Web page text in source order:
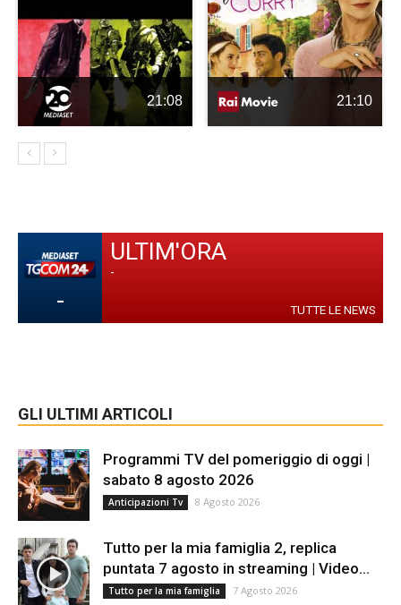
21:08 21:10
-
ULTIM'ORA
-
TUTTE LE NEWS
GLI ULTIMI ARTICOLI
Programmi TV del pomeriggio di oggi |
sabato 8 agosto 2026
Anticipazioni Tv 8 Agosto 2026
Tutto per la mia famiglia 2, replica
puntata 7 agosto in streaming | Video...
Tutto per la mia famiglia 7 Agosto 2026